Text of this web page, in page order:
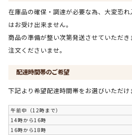
在庫品の確保・調達が必要な為、大変恐
はお受け出来ません。
商品の準備が整い次第発送させていただ
注文くださいませ。
配達時間帯のご希望
下記より希望配達時間帯をお選びいただけ
午前中（12時まで）
14時から16時
16時から18時